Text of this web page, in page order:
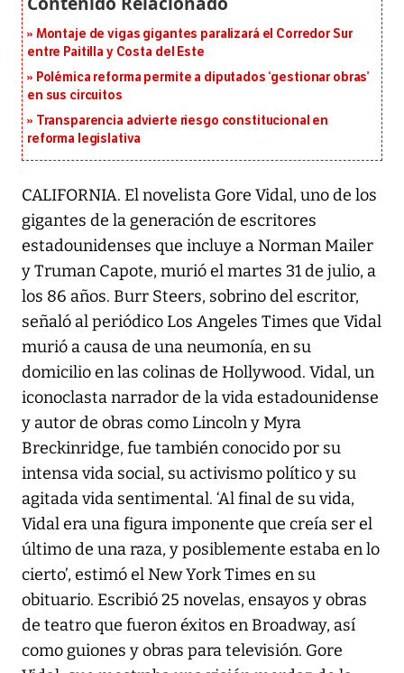
Montaje de vigas gigantes paralizará el Corredor Sur
entre Paitilla y Costa del Este
Polémica reforma permite a diputados ‘gestionar obras’
en sus circuitos
Transparencia advierte riesgo constitucional en
reforma legislativa
CALIFORNIA. El novelista Gore Vidal, uno de los
gigantes de la generación de escritores
estadounidenses que incluye a Norman Mailer
y Truman Capote, murió el martes 31 de julio, a
los 86 años. Burr Steers, sobrino del escritor,
señaló al periódico Los Angeles Times que Vidal
murió a causa de una neumonía, en su
domicilio en las colinas de Hollywood. Vidal, un
iconoclasta narrador de la vida estadounidense
y autor de obras como Lincoln y Myra
Breckinridge, fue también conocido por su
intensa vida social, su activismo político y su
agitada vida sentimental. ‘Al final de su vida,
Vidal era una figura imponente que creía ser el
último de una raza, y posiblemente estaba en lo
cierto’, estimó el New York Times en su
obituario. Escribió 25 novelas, ensayos y obras
de teatro que fueron éxitos en Broadway, así
como guiones y obras para televisión. Gore